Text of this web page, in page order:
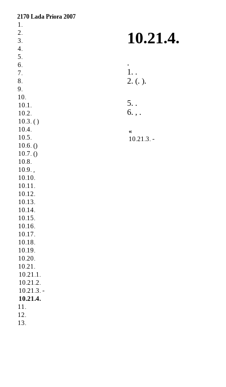
2170 Lada Priora 2007
1.
2.
3.
4.
5.
6.
7.
8.
9.
10.
10.1.
10.2.
10.3. ( )
10.4.
10.5.
10.6. ()
10.7. ()
10.8.
10.9. ,
10.10.
10.11.
10.12.
10.13.
10.14.
10.15.
10.16.
10.17.
10.18.
10.19.
10.20.
10.21.
10.21.1.
10.21.2.
10.21.3. -
10.21.4.
11.
12.
13.
10.21.4.
.
1. .
2. (. ).
5. .
6. , .
«
10.21.3. -